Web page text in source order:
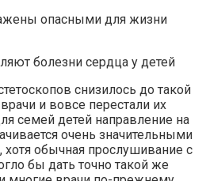
опасными для жизни
болезни сердца у детей
снизилось до такой
и вовсе перестали их
семей детей направление на
очень значительными
обычная прослушивание с
бы дать точно такой же